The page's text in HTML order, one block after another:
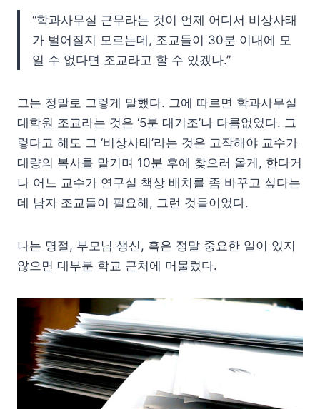
“학과사무실 근무라는 것이 언제 어디서 비상사태
가 벌어질지 모르는데, 조교들이 30분 이내에 모
일 수 없다면 조교라고 할 수 있겠나.”
그는 정말로 그렇게 말했다. 그에 따르면 학과사무실
대학원 조교라는 것은 ‘5분 대기조’나 다름없었다. 그
렇다고 해도 그 ‘비상사태’라는 것은 고작해야 교수가
대량의 복사를 맡기며 10분 후에 찾으러 올게, 한다거
나 어느 교수가 연구실 책상 배치를 좀 바꾸고 싶다는
데 남자 조교들이 필요해, 그런 것들이었다.
나는 명절, 부모님 생신, 혹은 정말 중요한 일이 있지
않으면 대부분 학교 근처에 머물렀다.